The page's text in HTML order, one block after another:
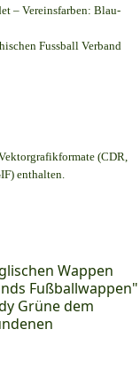
– Vereinsfarben: Blau-
Fussball Verband
(CDR,
enthalten.
Wappen
Fußballwappen"
Grüne dem